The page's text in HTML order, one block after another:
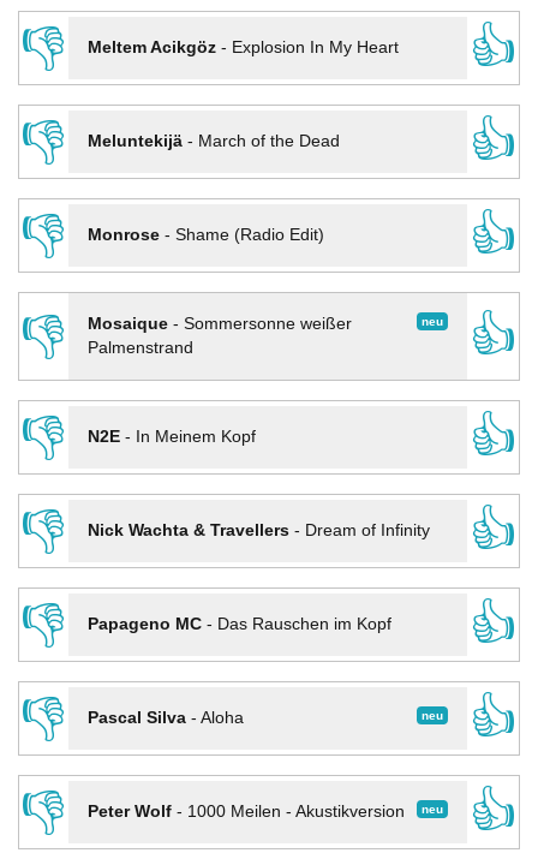
👎
Meltem Acikgöz- Explosion In My Heart
👍
👎
Meluntekijä- March of the Dead
👍
👎
Monrose- Shame (Radio Edit)
👍
👎
neu
Mosaique- Sommersonne weißer
Palmenstrand
👍
👎
N2E- In Meinem Kopf
👍
👎
Nick Wachta & Travellers- Dream of Infinity
👍
👎
Papageno MC- Das Rauschen im Kopf
👍
👎
neu
Pascal Silva- Aloha
👍
👎
neu
Peter Wolf- 1000 Meilen - Akustikversion
👍